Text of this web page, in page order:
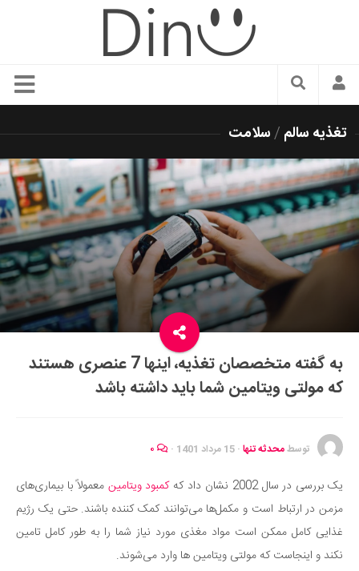
سبک زندگی
زیبایی و آرایش
شیک پوشی
دکوراسیون و چیدمان
غذا
رستوران گردی
آشپزی
سفر و گردشگری
ایران گردی
جهان گردی
موفقیت و مهارت‌های فردی
تغذیه سالم
بهداشت
بیماری و درمان
تغذیه سالم /سلامت
به گفته متخصصان تغذیه، اینها 7 عنصری هستند
که مولتی ویتامین شما باید داشته باشد
توسطمحدثه تنها · 15 مرداد 1401 ·
یک بررسی در سال 2002 نشان داد که کمبود ویتامین معمولاً با بیماری‌های
مزمن در ارتباط است و مکمل‌ها می‌توانند کمک کننده باشند. حتی یک رژیم
غذایی کامل ممکن است مواد مغذی مورد نیاز شما را به طور کامل تامین
نکند و اینجاست که مولتی ویتامین ها وارد می‌شوند.